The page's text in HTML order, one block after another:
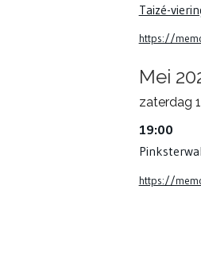
Taizé-
https://
Mei
zaterdag
19:00
https://